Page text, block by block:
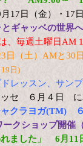
17日（金）・17
ギャッベの世界へ
毎週土曜日AM
日（土）AMと30
日)
レッスン、サン
セ ６月４日 に
クラヨガ(TM)
ークショップ開
れました」 6月11